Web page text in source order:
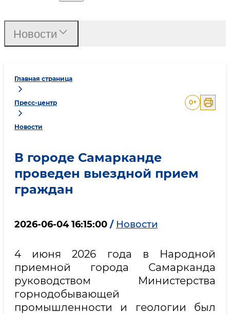
Главная страница
Пресс-центр
Новости
0+
В городе Самарканде
проведен выездной прием
граждан
2026-06-04 16:15:00 / Новости
4 июня 2026 года в Народной
приемной города Самарканда
руководством Министерства
горнодобывающей
промышленности и геологии был
Новости